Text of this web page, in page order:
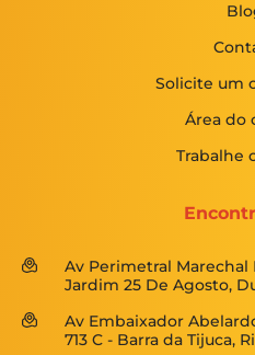
Solicite um
Área do
Trabalhe
Av Perimetral Marechal
Jardim 25 De Agosto,
Av Embaixador
713 C - Barra da Tijuca,